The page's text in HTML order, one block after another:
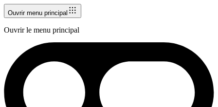
Ouvrir menu principal
Ouvrir le menu principal